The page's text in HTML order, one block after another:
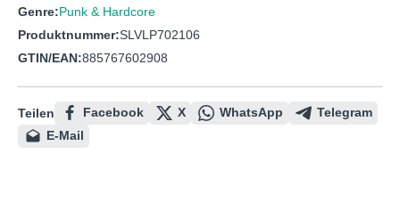
Genre:Punk & Hardcore
Produktnummer:SLVLP702106
GTIN/EAN:885767602908
Teilen Facebook X WhatsApp
Telegram
E-Mail